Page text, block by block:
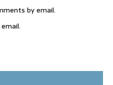
by email.